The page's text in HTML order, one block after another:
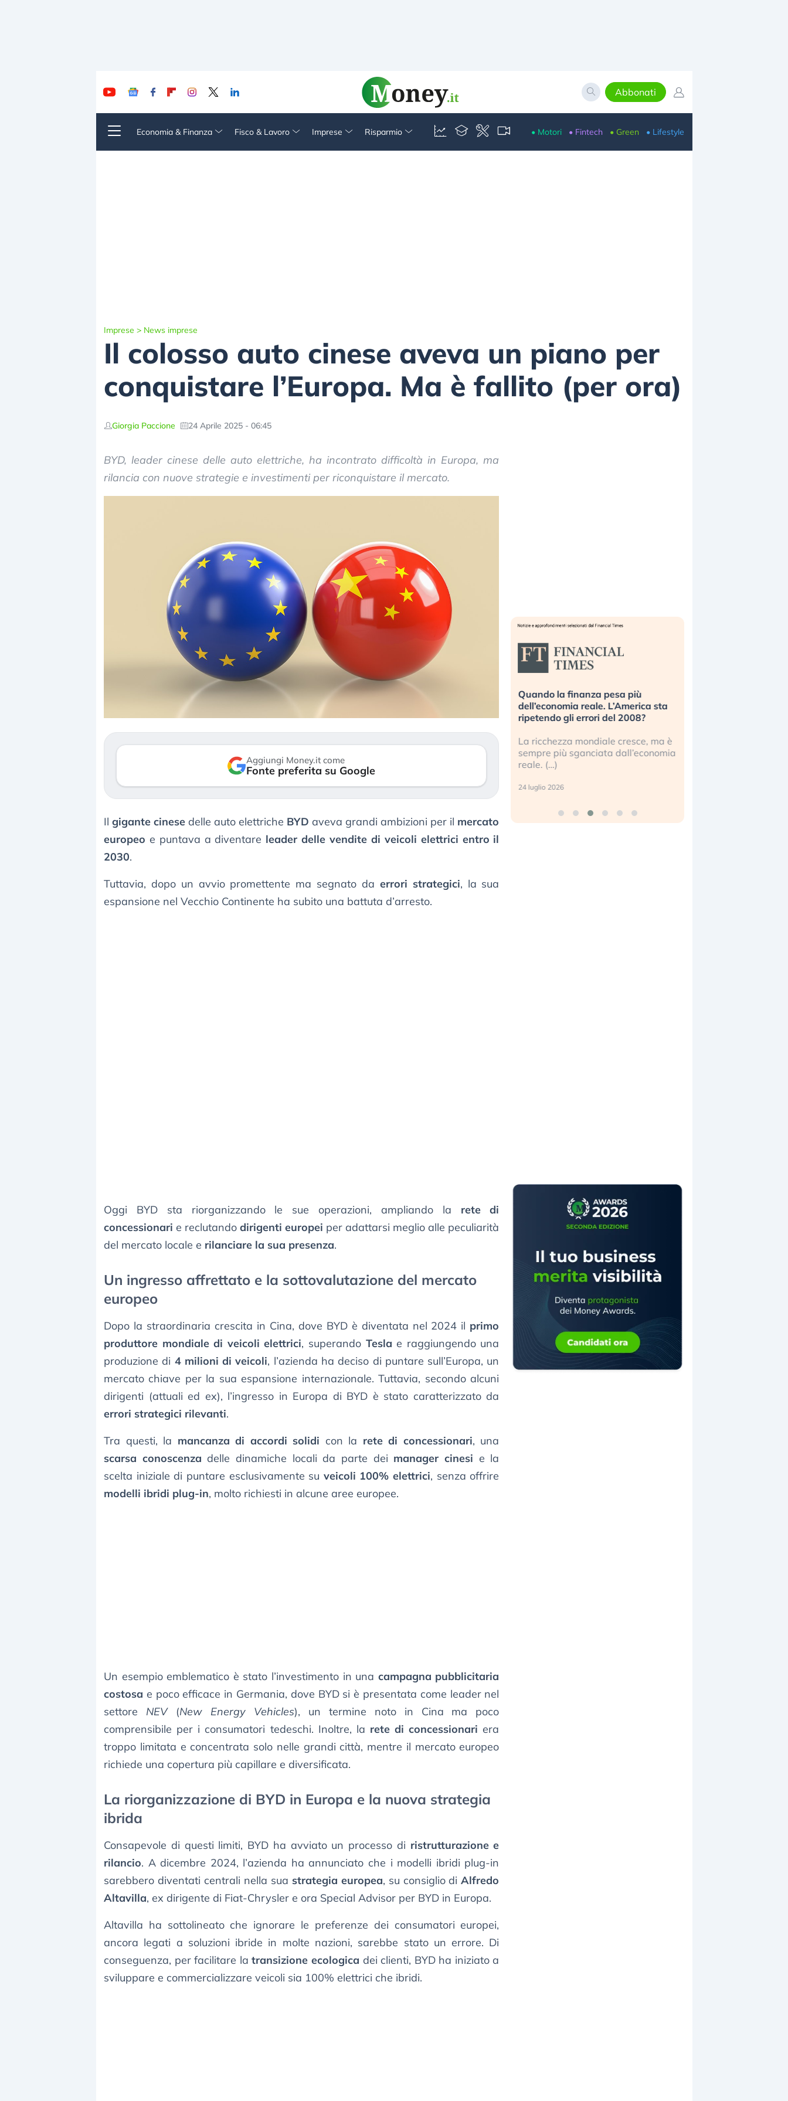
Abbonati
Economia & Finanza Fisco & Lavoro Imprese Risparmio • Motori • Fintech • Green • Lifestyle
Imprese > News imprese
Il colosso auto cinese aveva un piano per
conquistare l’Europa. Ma è fallito (per ora)
Giorgia Paccione 24 Aprile 2025 - 06:45
BYD, leader cinese delle auto elettriche, ha incontrato difficoltà in Europa, ma
rilancia con nuove strategie e investimenti per riconquistare il mercato.
Aggiungi Money.it come
Fonte preferita su Google
Ilgigante cinese delle auto elettriche BYD aveva grandi ambizioni per il mercato
europeo e puntava a diventare leader delle vendite di veicoli elettrici entro il
2030.
Tuttavia, dopo un avvio promettente ma segnato da errori strategici, la sua
espansione nel Vecchio Continente ha subito una battuta d’arresto.
Oggi BYD sta riorganizzando le sue operazioni, ampliando la rete di
concessionari e reclutandodirigenti europei per adattarsi meglio alle peculiarità
del mercato locale e rilanciare la sua presenza.
Un ingresso affrettato e la sottovalutazione del mercato
europeo
Dopo la straordinaria crescita in Cina, dove BYD è diventata nel 2024 il primo
produttore mondiale di veicoli elettrici, superando Tesla e raggiungendo una
produzione di 4 milioni di veicoli, l’azienda ha deciso di puntare sull’Europa, un
mercato chiave per la sua espansione internazionale. Tuttavia, secondo alcuni
dirigenti (attuali ed ex), l’ingresso in Europa di BYD è stato caratterizzato da
errori strategici rilevanti.
Tra questi, la mancanza di accordi solidi con la rete di concessionari, una
scarsa conoscenza delle dinamiche locali da parte dei manager cinesi e la
scelta iniziale di puntare esclusivamente su veicoli 100% elettrici, senza offrire
modelli ibridi plug-in, molto richiesti in alcune aree europee.
Un esempio emblematico è stato l’investimento in una campagna pubblicitaria
costosa e poco efficace in Germania, dove BYD si è presentata come leader nel
settore NEV(New Energy Vehicles), un termine noto in Cina ma poco
comprensibile per i consumatori tedeschi. Inoltre, la rete di concessionari era
troppo limitata e concentrata solo nelle grandi città, mentre il mercato europeo
richiede una copertura più capillare e diversificata.
La riorganizzazione di BYD in Europa e la nuova strategia
ibrida
Consapevole di questi limiti, BYD ha avviato un processo di ristrutturazione e
rilancio. A dicembre 2024, l’azienda ha annunciato che i modelli ibridi plug-in
sarebbero diventati centrali nella sua strategia europea, su consiglio diAlfredo
Altavilla, ex dirigente di Fiat-Chrysler e ora Special Advisor per BYD in Europa.
Altavilla ha sottolineato che ignorare le preferenze dei consumatori europei,
ancora legati a soluzioni ibride in molte nazioni, sarebbe stato un errore. Di
conseguenza, per facilitare latransizione ecologica dei clienti, BYD ha iniziato a
sviluppare e commercializzare veicoli sia 100% elettrici che ibridi.
Dalle valutazioni estreme alla
correzione. Cosa sta guidando il
repricing degli asset?
3 agosto 2026
«La mia vita è rovinata». Investitori
della bolla AI
Kospi, mentre gli investitori retail (…)
30 luglio 2026
Quando la finanza pesa più
dell’economia reale. L’America sta
ripetendo gli errori del 2008?
La ricchezza mondiale cresce, ma è
sempre più sganciata dall’economia
reale. (…)
24 luglio 2026